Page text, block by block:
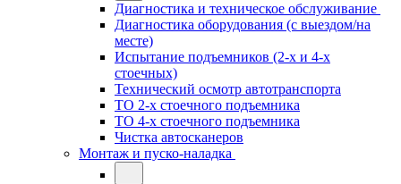
Диагностика и техническое обслуживание
Диагностика оборудования (с выездом/на
месте)
Испытание подъемников (2-х и 4-х
стоечных)
Технический осмотр автотранспорта
ТО 2-х стоечного подъемника
ТО 4-х стоечного подъемника
Чистка автосканеров
Монтаж и пуско-наладка